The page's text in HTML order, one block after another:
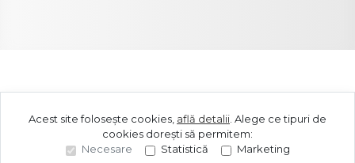
Acest site folosește cookies, află detalii Alege ce tipuri de
cookies dorești să permitem:
Necesare
Statistică Marketing